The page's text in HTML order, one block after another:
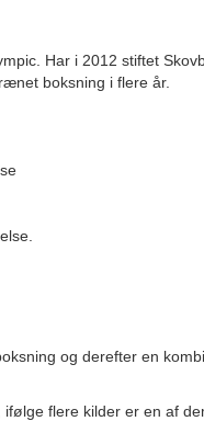
Har i 2012 stiftet
boksning i flere år.
og derefter en
flere kilder er en af